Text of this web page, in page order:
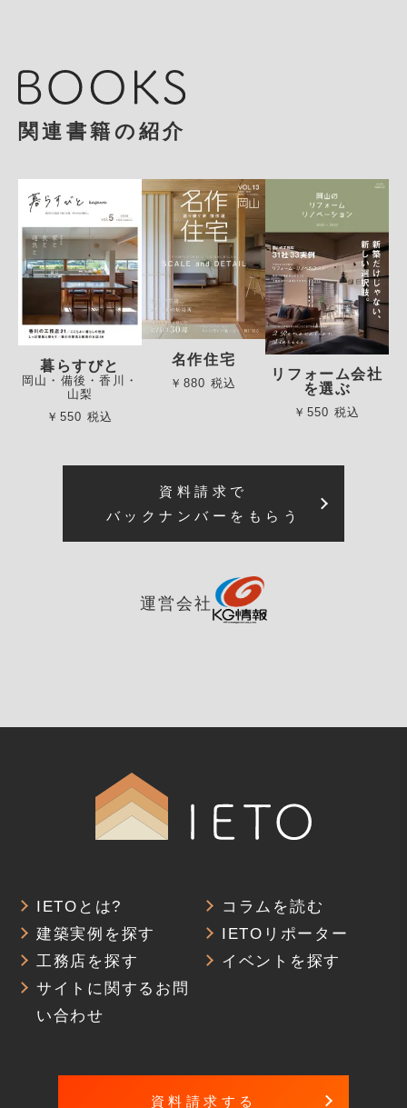
関連書籍の紹介
暮らすびと
岡山・備後・香川・
山梨
￥550 税込
名作住宅
￥880 税込
リフォーム会社
を選ぶ
￥550 税込
資料請求で
バックナンバーをもらう
運営会社
IETOとは?
コラムを読む
建築実例を探す
IETOリポーター
工務店を探す
イベントを探す
サイトに関するお問
い合わせ
資料請求する